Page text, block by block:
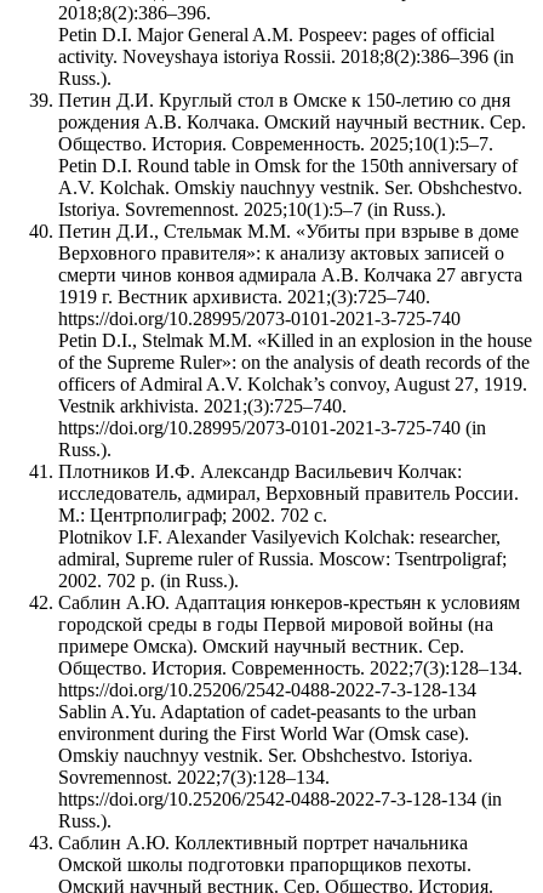
2018;8(2):386–396.
Petin D.I. Major General A.M. Pospeev: pages of official
activity. Noveyshaya istoriya Rossii. 2018;8(2):386–396 (in
Russ.).
Петин Д.И. Круглый стол в Омске к 150-летию со дня
рождения А.В. Колчака. Омский научный вестник. Сер.
Общество. История. Современность. 2025;10(1):5–7.
Petin D.I. Round table in Omsk for the 150th anniversary of
A.V. Kolchak. Omskiy nauchnyy vestnik. Ser. Obshchestvo.
Istoriya. Sovremennost. 2025;10(1):5–7 (in Russ.).
Петин Д.И., Стельмак М.М. «Убиты при взрыве в доме
Верховного правителя»: к анализу актовых записей о
смерти чинов конвоя адмирала А.В. Колчака 27 августа
1919 г. Вестник архивиста. 2021;(3):725–740.
https://doi.org/10.28995/2073-0101-2021-3-725-740
Petin D.I., Stelmak M.M. «Killed in an explosion in the house
of the Supreme Ruler»: on the analysis of death records of the
officers of Admiral A.V. Kolchak’s convoy, August 27, 1919.
Vestnik arkhivista. 2021;(3):725–740.
https://doi.org/10.28995/2073-0101-2021-3-725-740 (in
Russ.).
Плотников И.Ф. Александр Васильевич Колчак:
исследователь, адмирал, Верховный правитель России.
М.: Центрполиграф; 2002. 702 с.
Plotnikov I.F. Alexander Vasilyevich Kolchak: researcher,
admiral, Supreme ruler of Russia. Moscow: Tsentrpoligraf;
2002. 702 p. (in Russ.).
Саблин А.Ю. Адаптация юнкеров-крестьян к условиям
городской среды в годы Первой мировой войны (на
примере Омска). Омский научный вестник. Сер.
Общество. История. Современность. 2022;7(3):128–134.
https://doi.org/10.25206/2542-0488-2022-7-3-128-134
Sablin A.Yu. Adaptation of cadet-peasants to the urban
environment during the First World War (Omsk case).
Omskiy nauchnyy vestnik. Ser. Obshchestvo. Istoriya.
Sovremennost. 2022;7(3):128–134.
https://doi.org/10.25206/2542-0488-2022-7-3-128-134 (in
Russ.).
Саблин А.Ю. Коллективный портрет начальника
Омской школы подготовки прапорщиков пехоты.
Омский научный вестник. Сер. Общество. История.